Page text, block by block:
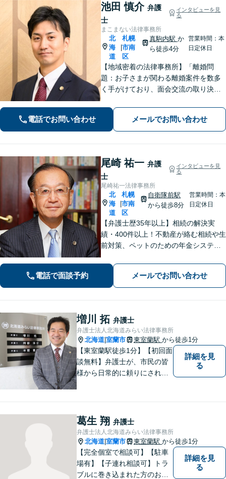
池田 慎介 弁護
士
インタビューを見
る
まこまない法律事務所
北
海
道
札幌
市南
区
真駒内駅 か
ら徒歩4分
営業時間：本
日定休日
【地域密着の法律事務所】「離婚問
題：お子さまが関わる離婚案件を数多
く手がけており、面会交流の取り決め
績があります」「相続問題：遺産分割
協議でのトラブルから遺留分をめぐる
争いまでトータルサポート」【WEB面
談対応】
電話でお問い合わせ メールでお問い合わせ
尾崎 祐一 弁護
士
インタビューを見
る
尾崎祐一法律事務所
北
海
道
札幌
市南
区
自衛隊前駅
から徒歩8分
営業時間：本
日定休日
【弁護士歴35年以上】相続の解決実
績・400件以上！不動産が絡む相続や生
前対策、ペットのための年金システム
金・刑事事件・不動産トラブルなど幅
広く対応。依頼者の背景に潜む原因を
しっかり把握することを心がけていま
す。
電話で面談予約 メールでお問い合わせ
増川 拓 弁護士
弁護士法人北海道みらい法律事務所
北海道 室蘭市 東室蘭駅 から徒歩1分
【東室蘭駅徒歩1分】【初回面
談無料】弁護士が、市民の皆
様から日常的に頼りにされる
い未来へと導きます。お気軽
にご相談ください。【駐車場
あり】
詳細を見
る
葛生 翔 弁護士
弁護士法人北海道みらい法律事務所
北海道 室蘭市 東室蘭駅 から徒歩1分
【完全個室で相談可】【駐車
場有】【子連れ相談可】トラ
ブルに巻き込まれた方のお力
詳細を見
る